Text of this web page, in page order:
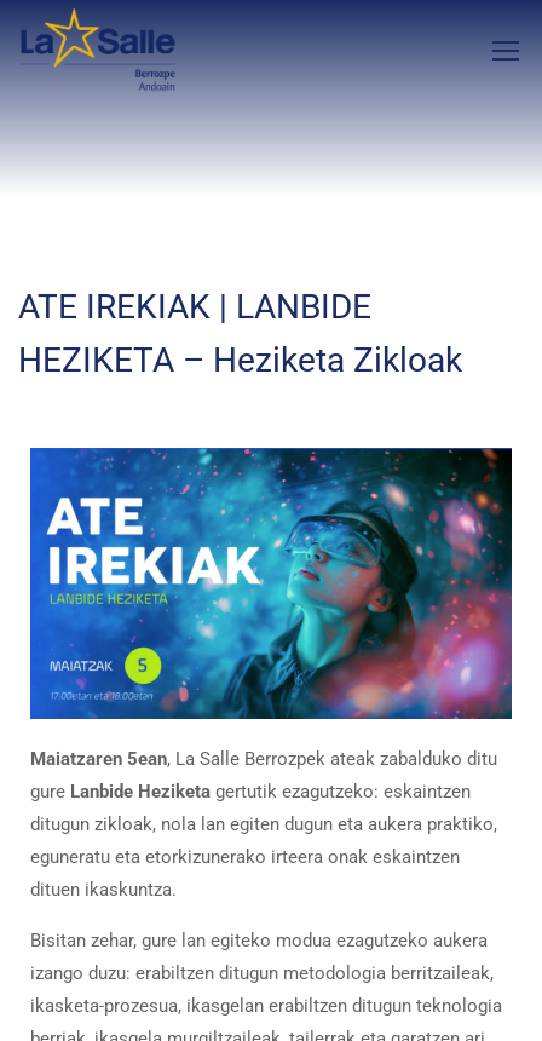
ATE IREKIAK | LANBIDE
HEZIKETA – Heziketa Zikloak
Maiatzaren 5ean, La Salle Berrozpek ateak zabalduko ditu
gure Lanbide Heziketa gertutik ezagutzeko: eskaintzen
ditugun zikloak, nola lan egiten dugun eta aukera praktiko,
eguneratu eta etorkizunerako irteera onak eskaintzen
dituen ikaskuntza.
Bisitan zehar, gure lan egiteko modua ezagutzeko aukera
izango duzu: erabiltzen ditugun metodologia berritzaileak,
ikasketa-prozesua, ikasgelan erabiltzen ditugun teknologia